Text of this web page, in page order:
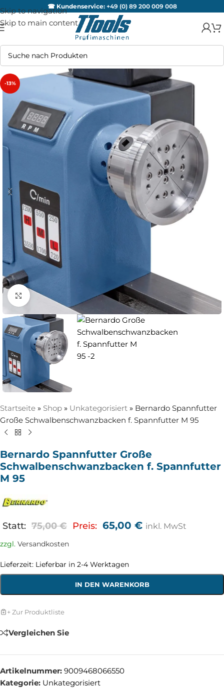
Skip to navigation
Skip to main content
☎ Kundenservice: +49 (0) 89 200 009 008
-13%
Zum Vergrößern anklicken
Startseite » Shop » Unkategorisiert » Bernardo Spannfutter
Große Schwalbenschwanzbacken f. Spannfutter M 95
Bernardo Spannfutter Große
Schwalbenschwanzbacken f. Spannfutter
M 95
Statt: 75,00€ Preis: 65,00 € inkl. MwSt
zzgl. Versandkosten
Lieferzeit: Lieferbar in 2-4 Werktagen
IN DEN WARENKORB
+ Zur Produktliste
Vergleichen Sie
Artikelnummer: 9009468066550
Kategorie: Unkategorisiert